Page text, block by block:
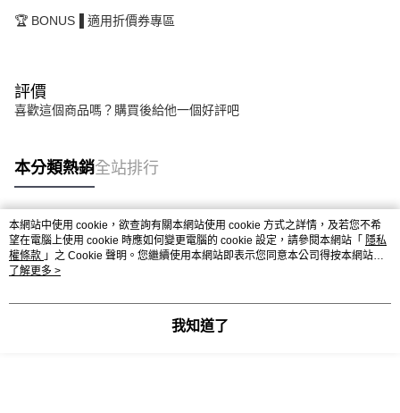
🏆 BONUS▐ 適用折價券專區
評價
喜歡這個商品嗎？購買後給他一個好評吧
本分類熱銷全站排行
熱門標籤
本網站中使用 cookie，欲查詢有關本網站使用 cookie 方式之詳情，及若您不希
望在電腦上使用 cookie 時應如何變更電腦的 cookie 設定，請參閱本網站「 隱私
權條款 」之 Cookie 聲明。您繼續使用本網站即表示您同意本公司得按本網站使
用條款之 Cookie 聲明使用 cookie。
了解更多 >
我知道了